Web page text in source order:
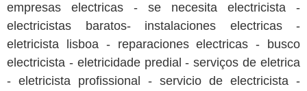
empresas electricas - se necesita electricista -
electricistas baratos- instalaciones electricas -
eletricista lisboa - reparaciones electricas - busco
electricista - eletricidade predial - serviços de eletrica
- eletricista profissional - servicio de electricista -